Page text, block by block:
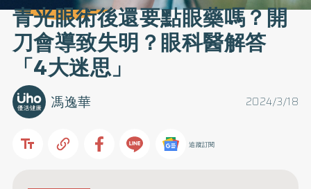
青光眼術後還要點眼藥嗎？開
刀會導致失明？眼科醫解答
「4大迷思」
2024/3/18
馮逸華
追蹤訂閱